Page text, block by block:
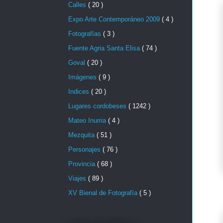
Calles ( 20 )
Expo Arte Contemporáneo 2009 ( 4 )
Fotografías ( 3 )
Fuente Agria Santa Elisa ( 74 )
Goval ( 20 )
Imágenes ( 9 )
Indices ( 20 )
Lugares cordobeses ( 1242 )
Mateo Inurria ( 4 )
Mezquita ( 51 )
Personajes ( 76 )
Provincia ( 68 )
Viajes ( 89 )
XV Bienal de Fotografía ( 5 )